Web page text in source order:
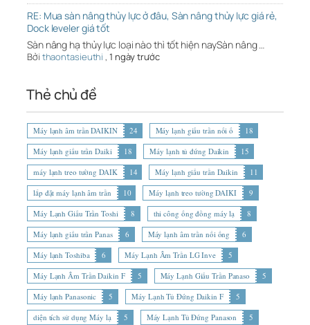
RE: Mua sàn nâng thủy lực ở đâu, Sàn nâng thủy lực giá rẻ,
Dock leveler giá tốt
Sàn nâng hạ thủy lực loại nào thì tốt hiện naySàn nâng …
Bởi thaontasieuthi , 1 ngày trước
Thẻ chủ đề
Máy lạnh âm trần DAIKIN 24 Máy lạnh giấu trần nối ố
18
Máy lạnh giấu trần Daiki
18 Máy lạnh tủ đứng Daikin
15
máy lạnh treo tường DAIK
14 Máy lạnh giấu trần Daikin
11
lắp đặt máy lạnh âm trần
10 Máy lạnh treo tường DAIKI
9
Máy Lạnh Giấu Trần Toshi
8 thi công ống đồng máy lạ
8
Máy lạnh giấu trần Panas
6 Máy lạnh âm trần nối ống
6
Máy lạnh Toshiba
6 Máy Lạnh Âm Trần LG Inve
5
Máy Lạnh Âm Trần Daikin F
5 Máy Lạnh Giấu Trần Panaso
5
Máy lạnh Panasonic
5 Máy Lạnh Tủ Đứng Daikin F
5
diện tích sử dụng Máy lạ
5 Máy Lạnh Tủ Đứng Panason 5